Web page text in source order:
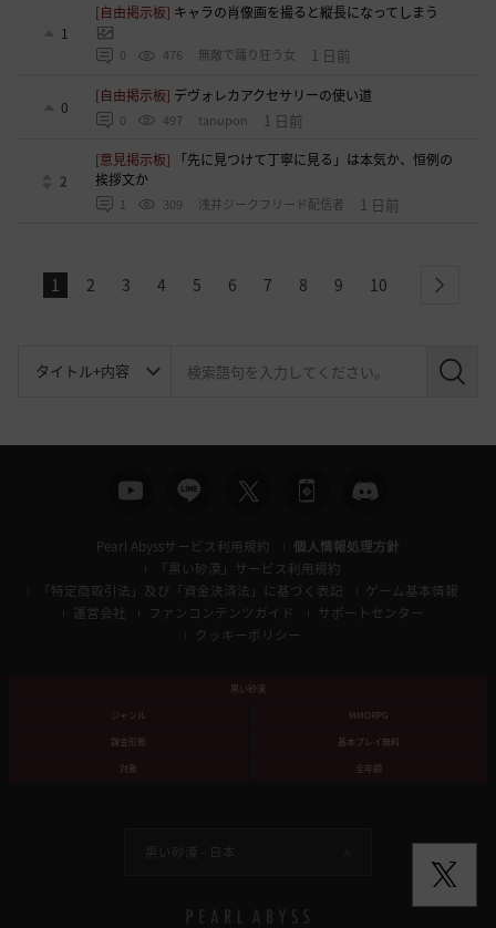
1
[自由掲示板] キャラの肖像画を撮ると縦長になってしまう
0 476 無敵で踊り狂う女 1 日前
0
[自由掲示板] デヴォレカアクセサリーの使い道
0 497 tanupon 1 日前
2
[意見掲示板]
「先に見つけて丁寧に見る」は本気か、恒例の
挨拶文か
1 309 浅井ジークフリード配信者 1 日前
1 2 3 4 5 6 7 8 9 10 next
検
Pearl Abyssサービス利用規約
個人情報処理方針
「黒い砂漠」サービス利用規約
「特定商取引法」及び「資金決済法」に基づく表記
ゲーム基本情報
運営会社
ファンコンテンツガイド
サポートセンター
クッキーポリシー
黒い砂漠
ジャンル
MMORPG
課金形態
基本プレイ無料
対象
全年齢
黒い砂漠 - 日本